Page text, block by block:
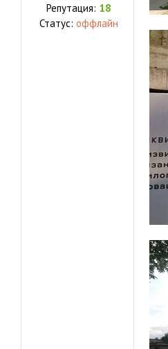
Репутация: 18
Статус: оффлайн